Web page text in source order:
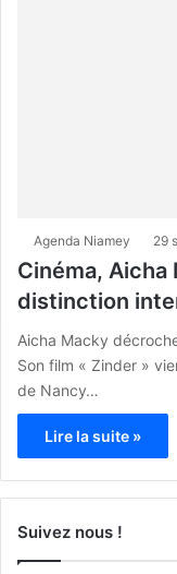
Agenda Niamey 29
Cinéma,
distinction
Aicha Macky
Son film « Zinder »
de Nancy…
Lire la suite »
Suivez nous !